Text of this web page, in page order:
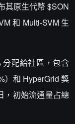
其原生代幣 $SON
和 Multi-SVM 生
配給社區，包含
）和 HyperGrid 獎
，初始流通量占總